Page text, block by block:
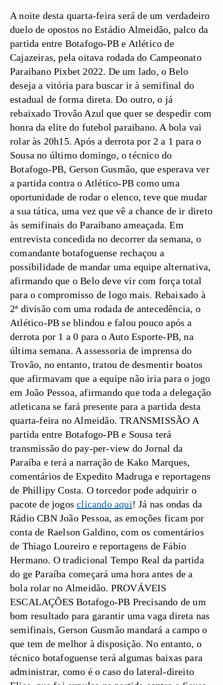
A noite desta quarta-feira será de um verdadeiro
duelo de opostos no Estádio Almeidão, palco da
partida entre Botafogo-PB e Atlético de
Cajazeiras, pela oitava rodada do Campeonato
Paraibano Pixbet 2022. De um lado, o Belo
deseja a vitória para buscar ir à semifinal do
estadual de forma direta. Do outro, o já
rebaixado Trovão Azul que quer se despedir com
honra da elite do futebol paraibano. A bola vai
rolar às 20h15. Após a derrota por 2 a 1 para o
Sousa no último domingo, o técnico do
Botafogo-PB, Gerson Gusmão, que esperava ver
a partida contra o Atlético-PB como uma
oportunidade de rodar o elenco, teve que mudar
a sua tática, uma vez que vê a chance de ir direto
às semifinais do Paraibano ameaçada. Em
entrevista concedida no decorrer da semana, o
comandante botafoguense rechaçou a
possibilidade de mandar uma equipe alternativa,
afirmando que o Belo deve vir com força total
para o compromisso de logo mais. Rebaixado à
2ª divisão com uma rodada de antecedência, o
Atlético-PB se blindou e falou pouco após a
derrota por 1 a 0 para o Auto Esporte-PB, na
última semana. A assessoria de imprensa do
Trovão, no entanto, tratou de desmentir boatos
que afirmavam que a equipe não iria para o jogo
em João Pessoa, afirmando que toda a delegação
atleticana se fará presente para a partida desta
quarta-feira no Almeidão.TRANSMISSÃO A
partida entre Botafogo-PB e Sousa terá
transmissão do pay-per-view do Jornal da
Paraíba e terá a narração de Kako Marques,
comentários de Expedito Madruga e reportagens
de Phillipy Costa. O torcedor pode adquirir o
pacote de jogosclicando aqui! Já nas ondas da
Rádio CBN João Pessoa, as emoções ficam por
conta de Raelson Galdino, com os comentários
de Thiago Loureiro e reportagens de Fábio
Hermano. O tradicional Tempo Real da partida
do ge Paraíba começará uma hora antes de a
bola rolar no Almeidão. PROVÁVEIS
ESCALAÇÕES Botafogo-PB Precisando de um
bom resultado para garantir uma vaga direta nas
semifinais, Gerson Gusmão mandará a campo o
que tem de melhor à disposição. No entanto, o
técnico botafoguense terá algumas baixas para
administrar, como é o caso do lateral-direito